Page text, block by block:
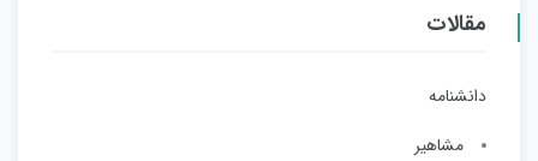
مقالات
دانشنامه
مشاهیر